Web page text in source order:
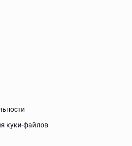
куки-файлов